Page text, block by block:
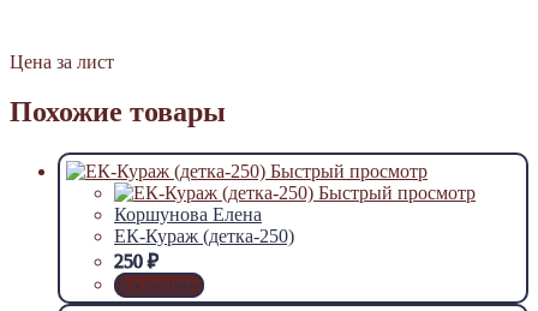
Цена за лист
Похожие товары
Быстрый просмотр
Быстрый просмотр
Коршунова Елена
ЕК-Кураж (детка-250)
250₽
В корзину